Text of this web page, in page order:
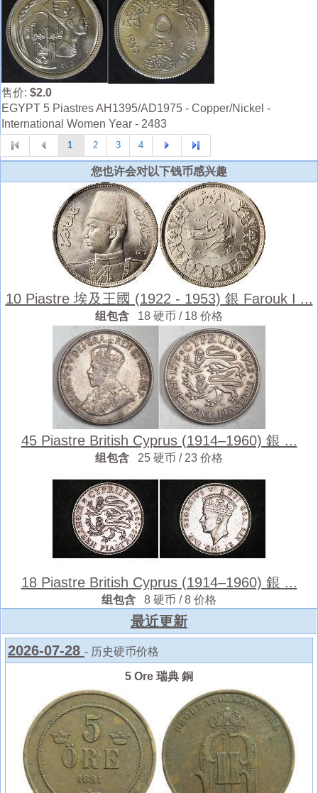
售价: $2.0
EGYPT 5 Piastres AH1395/AD1975 - Copper/Nickel -
International Women Year - 2483
1 2 3 4
您也许会对以下钱币感兴趣
10 Piastre 埃及王國 (1922 - 1953) 銀 Farouk I ...
组包含 18 硬币 / 18 价格
45 Piastre British Cyprus (1914–1960) 銀 ...
组包含 25 硬币 / 23 价格
18 Piastre British Cyprus (1914–1960) 銀 ...
组包含 8 硬币 / 8 价格
最近更新
2026-07-28 - 历史硬币价格
5 Ore 瑞典 銅